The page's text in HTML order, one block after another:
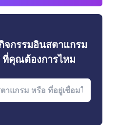
จกรรมอินสตาแกรม
ที่คุณต้องการไหม